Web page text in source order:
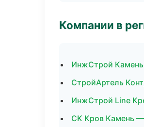
Компании в
ИнжСтрой
СтройАртель
ИнжСтрой Line
СК Кров Камень